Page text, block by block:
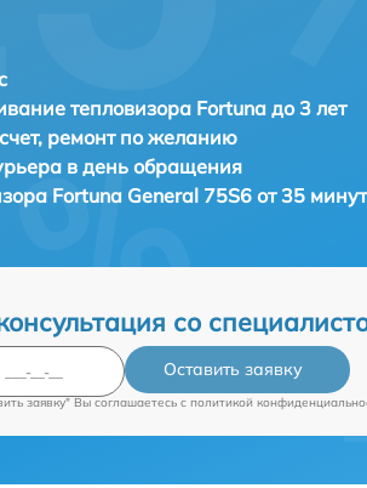
тепловизора Fortuna до 3 лет
ремонт по желанию
в день обращения
Fortuna General 75S6 от 35 минут
со
Оставить заявку
заявку" Вы соглашаетесь c политикой